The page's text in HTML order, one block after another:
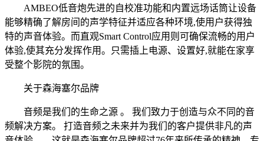
AMBEO低音炮先进的自校准功能和内置远场话筒让设备
能够精确了解房间的声学特征并适应各种环境,使用户获得独
特的声音体验。而直观Smart Control应用则可确保流畅的用户
体验,使其充分发挥作用。只需插上电源、设置好,就能在家享
受整个影院的氛围。
关于森海塞尔品牌
音频是我们的生命之源 。 我们致力于创造与众不同的音
频解决方案。 打造音频之未来并为我们的客户提供非凡的声